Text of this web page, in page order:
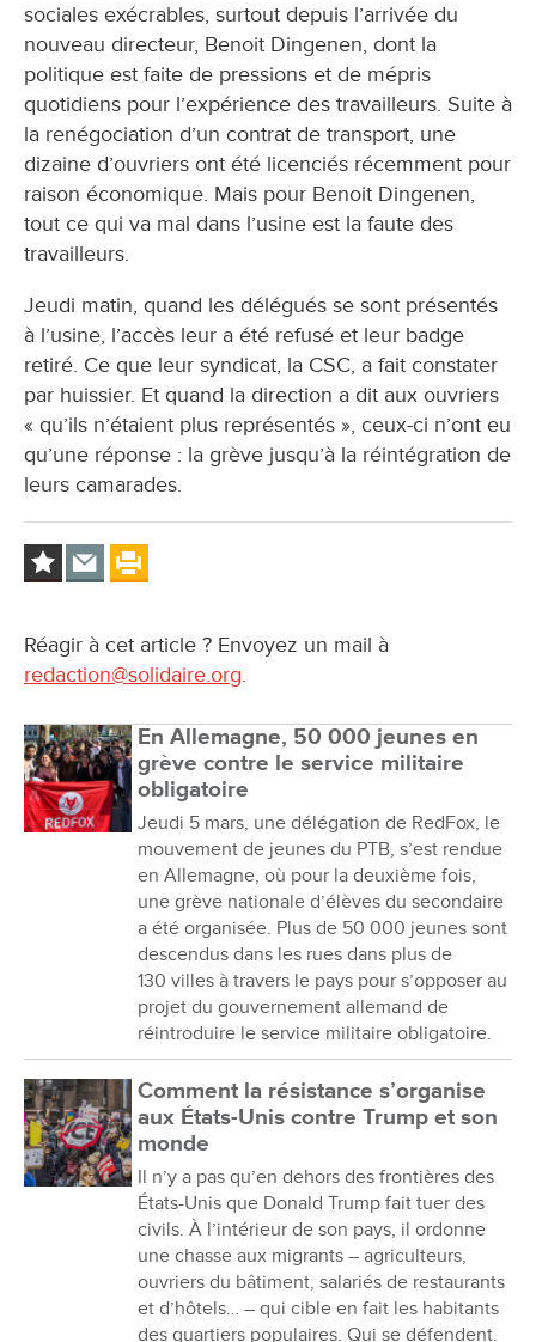
sociales exécrables, surtout depuis l’arrivée du
nouveau directeur, Benoit Dingenen, dont la
politique est faite de pressions et de mépris
quotidiens pour l’expérience des travailleurs. Suite à
la renégociation d’un contrat de transport, une
dizaine d’ouvriers ont été licenciés récemment pour
raison économique. Mais pour Benoit Dingenen,
tout ce qui va mal dans l’usine est la faute des
travailleurs.
Jeudi matin, quand les délégués se sont présentés
à l’usine, l’accès leur a été refusé et leur badge
retiré. Ce que leur syndicat, la CSC, a fait constater
par huissier. Et quand la direction a dit aux ouvriers
« qu’ils n’étaient plus représentés », ceux-ci n’ont eu
qu’une réponse : la grève jusqu’à la réintégration de
leurs camarades.
Réagir à cet article ? Envoyez un mail à
redaction@solidaire.org.
En Allemagne, 50 000 jeunes en
grève contre le service militaire
obligatoire
Jeudi 5 mars, une délégation de RedFox, le
mouvement de jeunes du PTB, s’est rendue
en Allemagne, où pour la deuxième fois,
une grève nationale d’élèves du secondaire
a été organisée. Plus de 50 000 jeunes sont
descendus dans les rues dans plus de
130 villes à travers le pays pour s’opposer au
projet du gouvernement allemand de
réintroduire le service militaire obligatoire.
Comment la résistance s’organise
aux États-Unis contre Trump et son
monde
Il n’y a pas qu’en dehors des frontières des
États-Unis que Donald Trump fait tuer des
civils. À l’intérieur de son pays, il ordonne
une chasse aux migrants – agriculteurs,
ouvriers du bâtiment, salariés de restaurants
et d’hôtels… – qui cible en fait les habitants
des quartiers populaires. Qui se défendent.